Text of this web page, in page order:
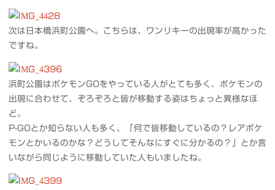
次は日本橋浜町公園へ。こちらは、ワンリキーの出現率が高かった
ですね。
浜町公園はポケモンGOをやっている人がとても多く、ポケモンの
出現に合わせて、ぞろぞろと皆が移動する姿はちょっと異様なほ
ど。
P-GOとか知らない人も多く、「何で皆移動しているの？レアポケ
モンとかいるのかな？どうしてそんなにすぐに分かるの？」とか言
いながら同じように移動していた人もいましたね。